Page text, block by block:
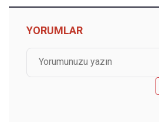
YORUMLAR